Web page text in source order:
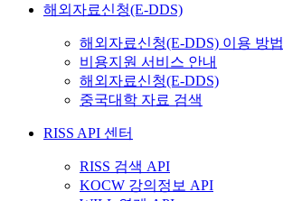
해외자료신청(E-DDS)
해외자료신청(E-DDS) 이용 방법
비용지원 서비스 안내
해외자료신청(E-DDS)
중국대학 자료 검색
RISS API 센터
RISS 검색 API
KOCW 강의정보 API